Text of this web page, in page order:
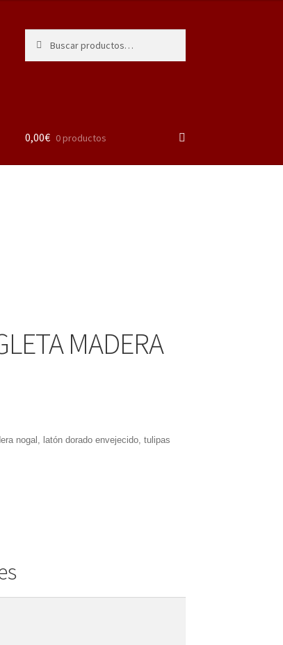
por:
0,00€ 0 productos
MADERA
nogal, latón dorado envejecido, tulipas